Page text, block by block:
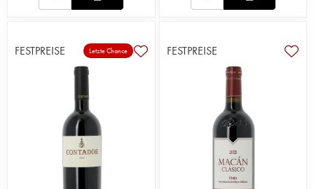
FESTPREISE Letzte Chance FESTPREISE